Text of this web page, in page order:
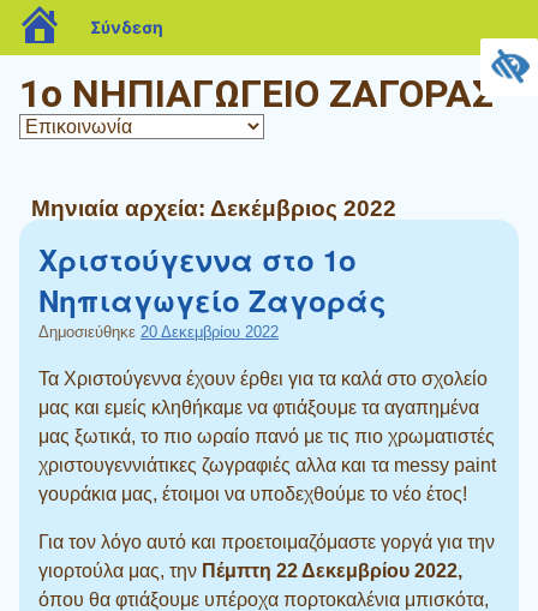
1ο ΝΗΠΙΑΓΩΓΕΙΟ ΖΑΓΟΡΑΣ
Μηνιαία αρχεία: Δεκέμβριος 2022
Χριστούγεννα στο 1ο
Νηπιαγωγείο Ζαγοράς
Δημοσιεύθηκε 20 Δεκεμβρίου 2022
Τα Χριστούγεννα έχουν έρθει για τα καλά στο σχολείο
μας και εμείς κληθήκαμε να φτιάξουμε τα αγαπημένα
μας ξωτικά, το πιο ωραίο πανό με τις πιο χρωματιστές
χριστουγεννιάτικες ζωγραφιές αλλα και τα messy paint
γουράκια μας, έτοιμοι να υποδεχθούμε το νέο έτος!
Για τον λόγο αυτό και προετοιμαζόμαστε γοργά για την
γιορτούλα μας, την Πέμπτη 22 Δεκεμβρίου 2022,
όπου θα φτιάξουμε υπέροχα πορτοκαλένια μπισκότα,
blogs.sch.gr
Σύνδεση